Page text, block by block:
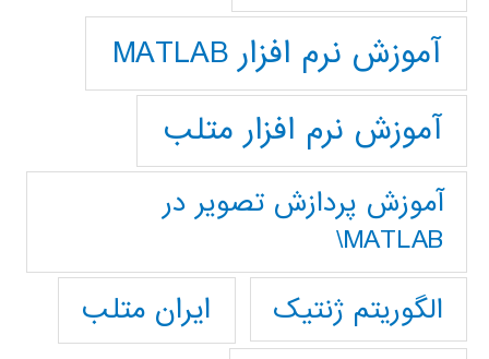
آموزش نرم افزار MATLAB
آموزش نرم افزار متلب
آموزش پردازش تصوير در
MATLAB\
الگوریتم ژنتیک
ایران متلب